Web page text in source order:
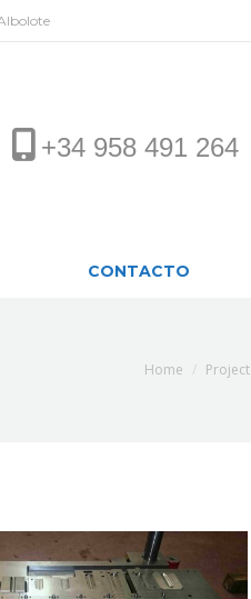
+34 958 491 264
CONTACTO
You are here:
Home Project